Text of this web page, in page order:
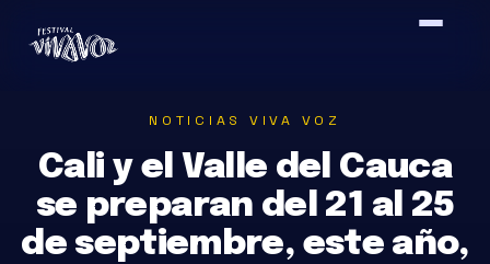
contenido
NOTICIAS VIVA VOZ
Cali y el Valle del Cauca
se preparan del 21 al 25
de septiembre, este año,